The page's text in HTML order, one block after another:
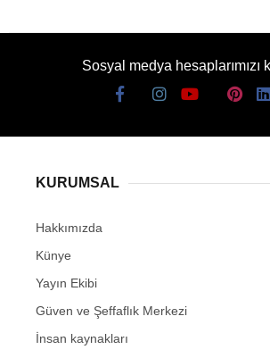
Sosyal medya hesaplarımızı
KURUMSAL
Hakkımızda
Künye
Yayın Ekibi
Güven ve Şeffaflık Merkezi
İnsan kaynakları